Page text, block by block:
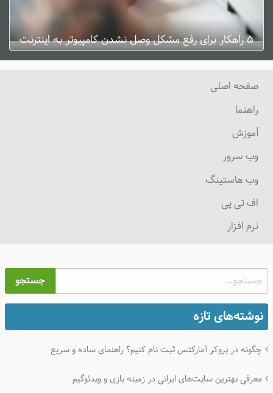
۵ راهکار برای رفع مشکل وصل نشدن کامپیوتر به اینترنت
صفحه اصلی
راهنما
آموزش
وب سرور
وب هاستینگ
اف تی پی
نرم افزار
جستجو
نوشته‌های تازه
چگونه در بروکر آمارکتس ثبت نام کنیم؟ راهنمای ساده و سریع
معرفی بهترین سایت‌های ایرانی در زمینه بازی و ویدئوگیم